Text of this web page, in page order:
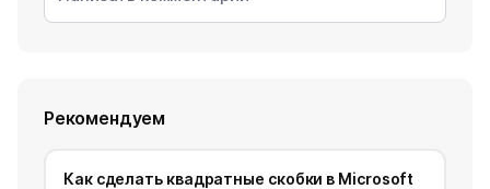
Рекомендуем
Как сделать квадратные скобки в Microsoft